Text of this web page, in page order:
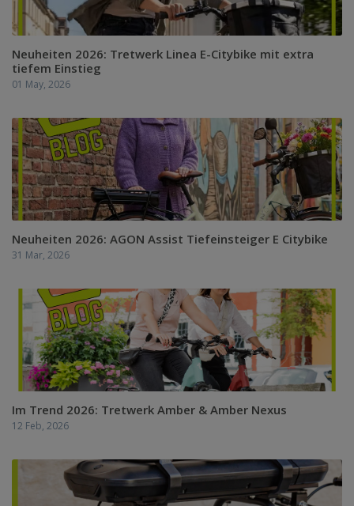
Neuheiten 2026: Tretwerk Linea E-Citybike mit extra
tiefem Einstieg
01 May, 2026
Neuheiten 2026: AGON Assist Tiefeinsteiger E Citybike
31 Mar, 2026
Im Trend 2026: Tretwerk Amber & Amber Nexus
12 Feb, 2026